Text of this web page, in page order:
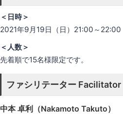
＜日時＞
2021年9月19日（日）21:00～22:00
＜人数＞
先着順で15名様限定です。
ファシリテーター Facilitator
中本 卓利（Nakamoto Takuto）